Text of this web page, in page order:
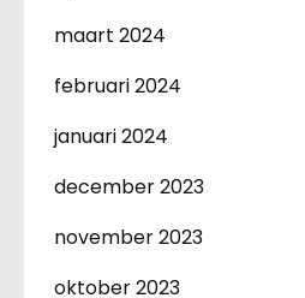
maart 2024
februari 2024
januari 2024
december 2023
november 2023
oktober 2023